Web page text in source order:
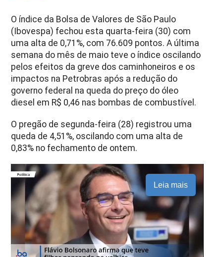
O índice da Bolsa de Valores de São Paulo
(Ibovespa) fechou esta quarta-feira (30) com
uma alta de 0,71%, com 76.609 pontos. A última
semana do mês de maio teve o índice oscilando
pelos efeitos da greve dos caminhoneiros e os
impactos na Petrobras após a redução do
governo federal na queda do preço do óleo
diesel em R$ 0,46 nas bombas de combustível.
O pregão de segunda-feira (28) registrou uma
queda de 4,51%, oscilando com uma alta de
0,83% no fechamento de ontem.
Leia mais